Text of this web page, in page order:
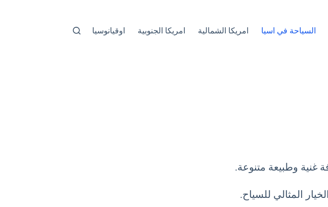
السياحة في اسيا امريكا الشمالية امريكا الجنوبية اوقيانوسيا
المثالي للسياح.